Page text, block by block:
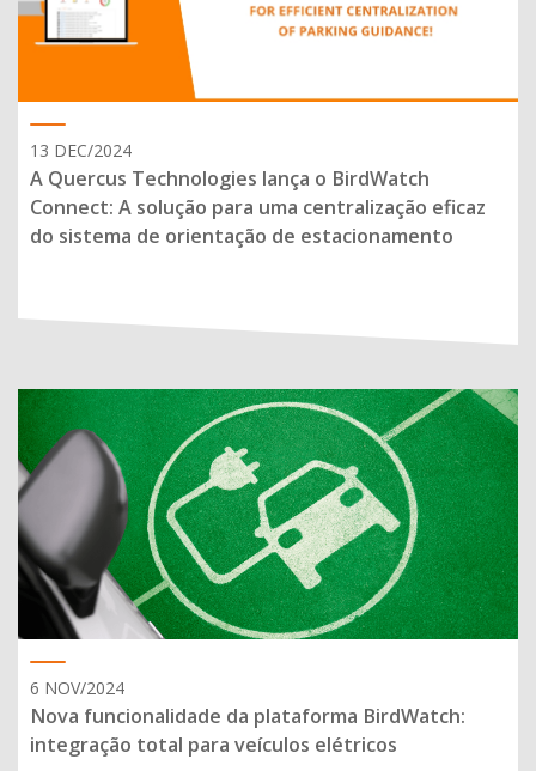
13 DEC/2024
A Quercus Technologies lança o BirdWatch
Connect: A solução para uma centralização eficaz
do sistema de orientação de estacionamento
6 NOV/2024
Nova funcionalidade da plataforma BirdWatch:
integração total para veículos elétricos